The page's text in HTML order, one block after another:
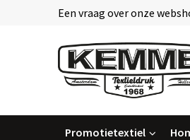
Een vraag over onze
Promotietextiel